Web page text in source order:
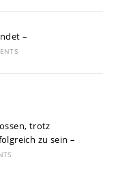
–
trotz
zu sein –